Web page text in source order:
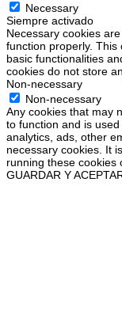
Necessary
Siempre activado
Necessary cookies
function properly. This
basic functionalities
cookies do not store
Non-necessary
Non-necessary
Any cookies that may
to function and is
analytics, ads, other
necessary cookies. It
running these cookies
GUARDAR Y